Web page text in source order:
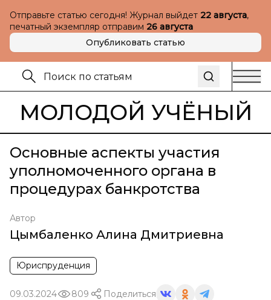
Отправьте статью сегодня! Журнал выйдет 22 августа,
печатный экземпляр отправим 26 августа
Опубликовать статью
МОЛОДОЙ УЧЁНЫЙ
Основные аспекты участия
уполномоченного органа в
процедурах банкротства
Автор
Цымбаленко Алина Дмитриевна
Юриспруденция
09.03.2024 809 Поделиться